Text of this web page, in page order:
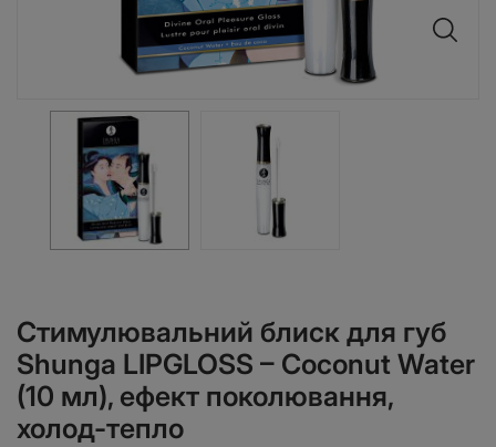
Стимулювальний блиск для губ
Shunga LIPGLOSS – Coconut Water
(10 мл), ефект поколювання,
холод-тепло